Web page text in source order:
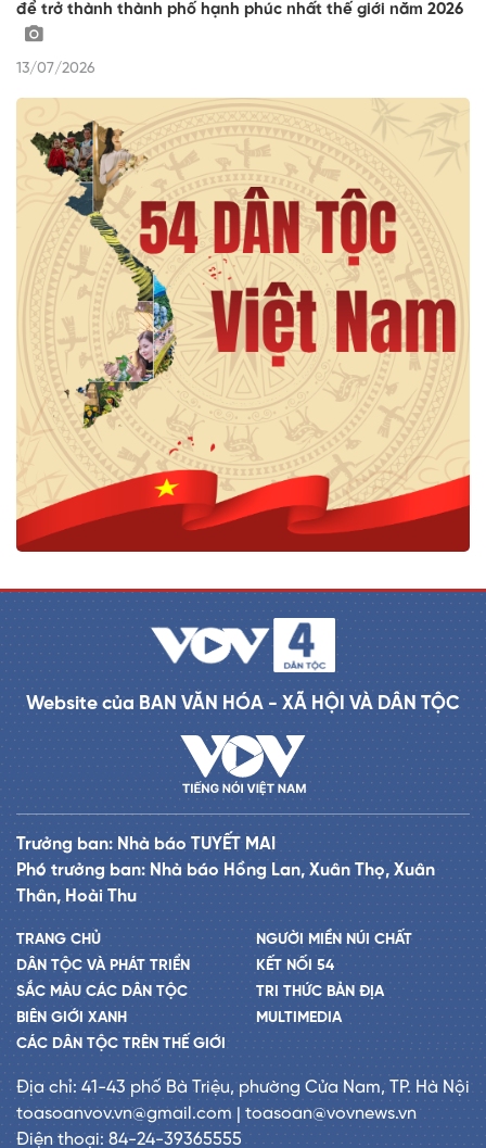
để trở thành thành phố hạnh phúc nhất thế giới năm 2026
13/07/2026
Website của BAN VĂN HÓA - XÃ HỘI VÀ DÂN TỘC
Trưởng ban: Nhà báo TUYẾT MAI
Phó trưởng ban: Nhà báo Hồng Lan, Xuân Thọ, Xuân
Thân, Hoài Thu
TRANG CHỦ
DÂN TỘC VÀ PHÁT TRIỂN
SẮC MÀU CÁC DÂN TỘC
BIÊN GIỚI XANH
CÁC DÂN TỘC TRÊN THẾ GIỚI
NGƯỜI MIỀN NÚI CHẤT
KẾT NỐI 54
TRI THỨC BẢN ĐỊA
MULTIMEDIA
Địa chỉ: 41-43 phố Bà Triệu, phường Cửa Nam, TP. Hà Nội
toasoanvov.vn@gmail.com | toasoan@vovnews.vn
Điện thoại: 84-24-39365555